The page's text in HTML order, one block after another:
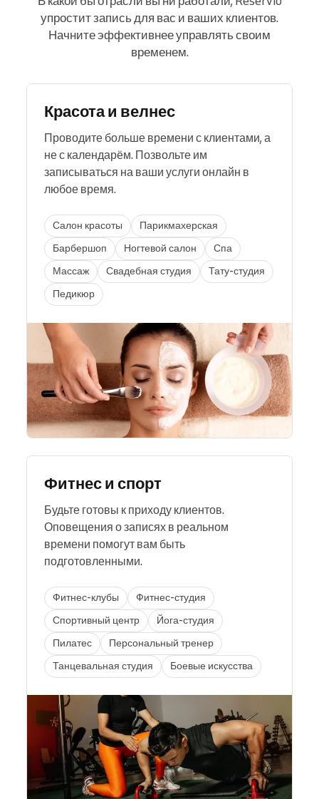
упростит запись для вас и ваших клиентов.
Начните эффективнее управлять своим
временем.
Красота и велнес
Проводите больше времени с клиентами, а
не с календарём. Позвольте им
записываться на ваши услуги онлайн в
любое время.
Салон красоты
Парикмахерская
Барбершоп
Ногтевой салон
Спа
Массаж
Свадебная студия
Тату-студия
Педикюр
Фитнес и спорт
Будьте готовы к приходу клиентов.
Оповещения о записях в реальном
времени помогут вам быть
подготовленными.
Фитнес-клубы
Фитнес-студия
Спортивный центр
Йога-студия
Пилатес
Персональный тренер
Танцевальная студия
Боевые искусства